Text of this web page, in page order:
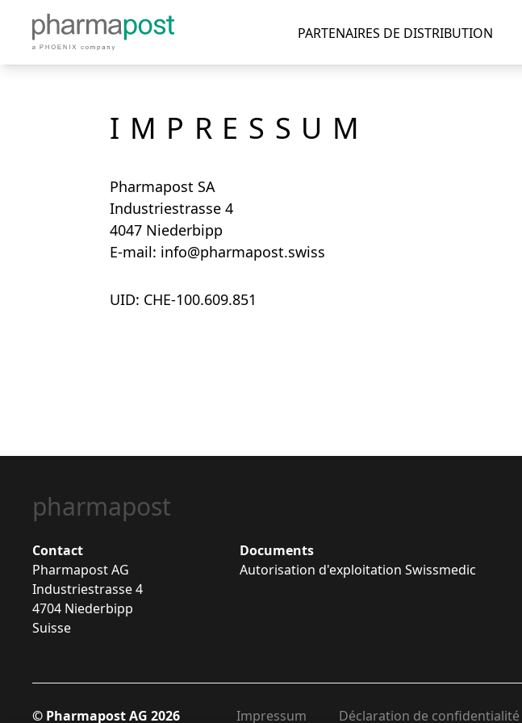
PARTENAIRES DE DISTRIBUTION
IMPRESSUM
Pharmapost SA
Industriestrasse 4
4047 Niederbipp
E-mail: info@pharmapost.swiss
UID: CHE-100.609.851
pharmapost
Contact
Pharmapost AG
Industriestrasse 4
4704 Niederbipp
Suisse
Documents
Autorisation d'exploitation Swissmedic
Impressum Déclaration de confidentialité
© Pharmapost AG 2026